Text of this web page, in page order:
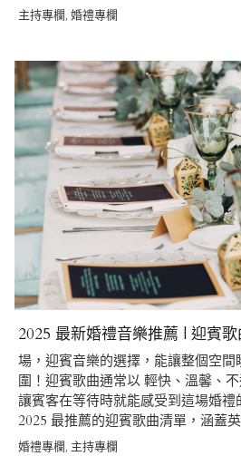
主持專欄, 婚禮專欄
2025 最新婚禮音樂推薦 | 迎賓
場，迎賓音樂的選擇，能讓整個空
圍！迎賓歌曲通常以 輕快、溫馨、
讓賓客在等待時就能感受到這場婚
2025 最推薦的迎賓歌曲清單，涵蓋
婚禮專欄, 主持專欄